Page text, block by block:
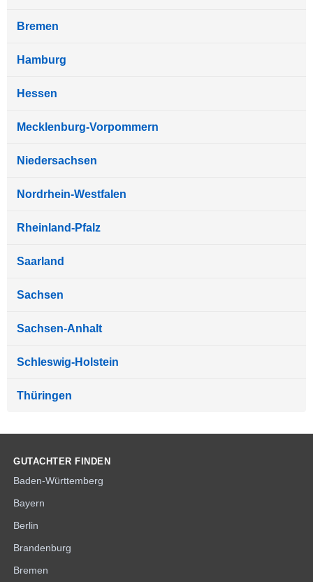
Bremen
Hamburg
Hessen
Mecklenburg-Vorpommern
Niedersachsen
Nordrhein-Westfalen
Rheinland-Pfalz
Saarland
Sachsen
Sachsen-Anhalt
Schleswig-Holstein
Thüringen
GUTACHTER FINDEN
Baden-Württemberg
Bayern
Berlin
Brandenburg
Bremen